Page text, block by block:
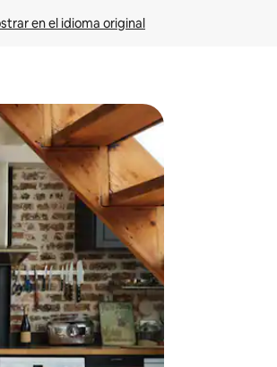
en el idioma original
con el tacto o desliza el dedo.